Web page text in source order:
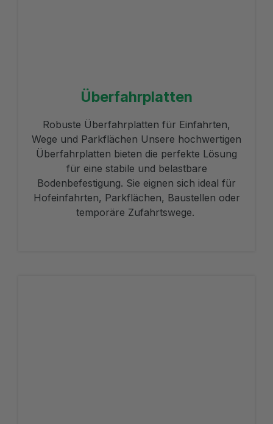
Überfahrplatten
Robuste Überfahrplatten für Einfahrten,
Wege und Parkflächen Unsere hochwertigen
Überfahrplatten bieten die perfekte Lösung
für eine stabile und belastbare
Bodenbefestigung. Sie eignen sich ideal für
Hofeinfahrten, Parkflächen, Baustellen oder
temporäre Zufahrtswege.